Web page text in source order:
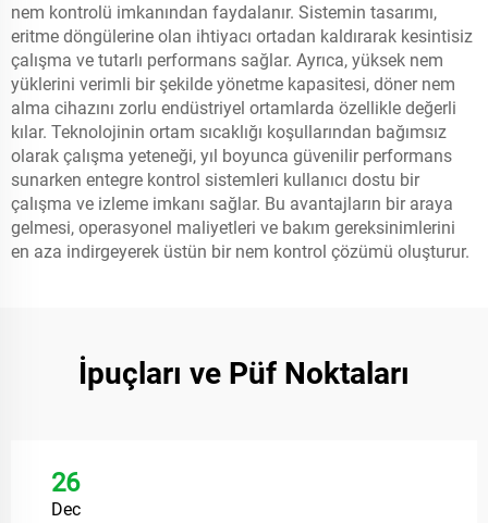
nem kontrolü imkanından faydalanır. Sistemin tasarımı,
eritme döngülerine olan ihtiyacı ortadan kaldırarak kesintisiz
çalışma ve tutarlı performans sağlar. Ayrıca, yüksek nem
yüklerini verimli bir şekilde yönetme kapasitesi, döner nem
alma cihazını zorlu endüstriyel ortamlarda özellikle değerli
kılar. Teknolojinin ortam sıcaklığı koşullarından bağımsız
olarak çalışma yeteneği, yıl boyunca güvenilir performans
sunarken entegre kontrol sistemleri kullanıcı dostu bir
çalışma ve izleme imkanı sağlar. Bu avantajların bir araya
gelmesi, operasyonel maliyetleri ve bakım gereksinimlerini
en aza indirgeyerek üstün bir nem kontrol çözümü oluşturur.
İpuçları ve Püf Noktaları
26
Dec